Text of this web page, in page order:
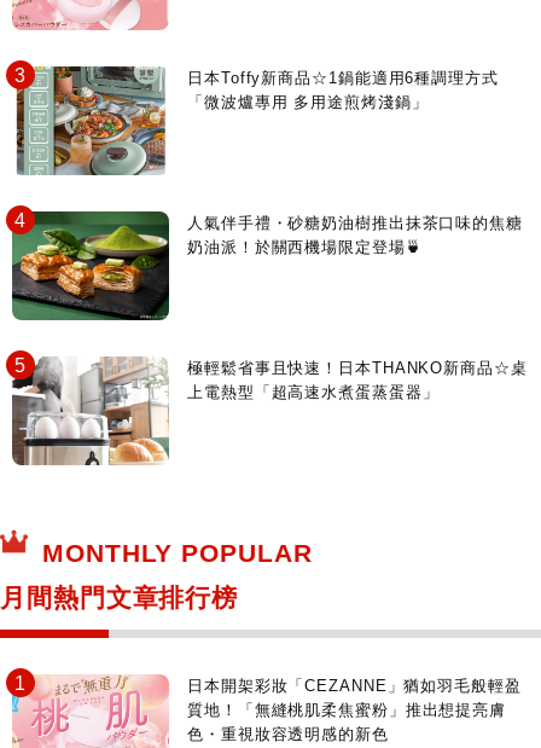
日本Toffy新商品☆1鍋能適用6種調理方式
「微波爐專用 多用途煎烤淺鍋」
人氣伴手禮・砂糖奶油樹推出抹茶口味的焦糖
奶油派！於關西機場限定登場🍵
極輕鬆省事且快速！日本THANKO新商品☆桌
上電熱型「超高速水煮蛋蒸蛋器」
MONTHLY POPULAR
月間熱門文章排行榜
日本開架彩妝「CEZANNE」猶如羽毛般輕盈
質地！「無縫桃肌柔焦蜜粉」推出想提亮膚
色・重視妝容透明感的新色